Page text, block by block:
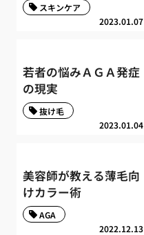
2023.01.07
スキンケア
若者の悩みＡＧＡ発症
の現実
2023.01.04
抜け毛
美容師が教える薄毛向
けカラー術
2022.12.13
AGA